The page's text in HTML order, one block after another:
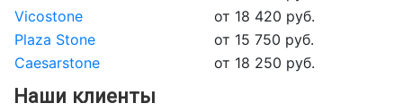
Vicostone
от 18 420 руб.
Plaza Stone
от 15 750 руб.
Caesarstone
от 18 250 руб.
Наши клиенты